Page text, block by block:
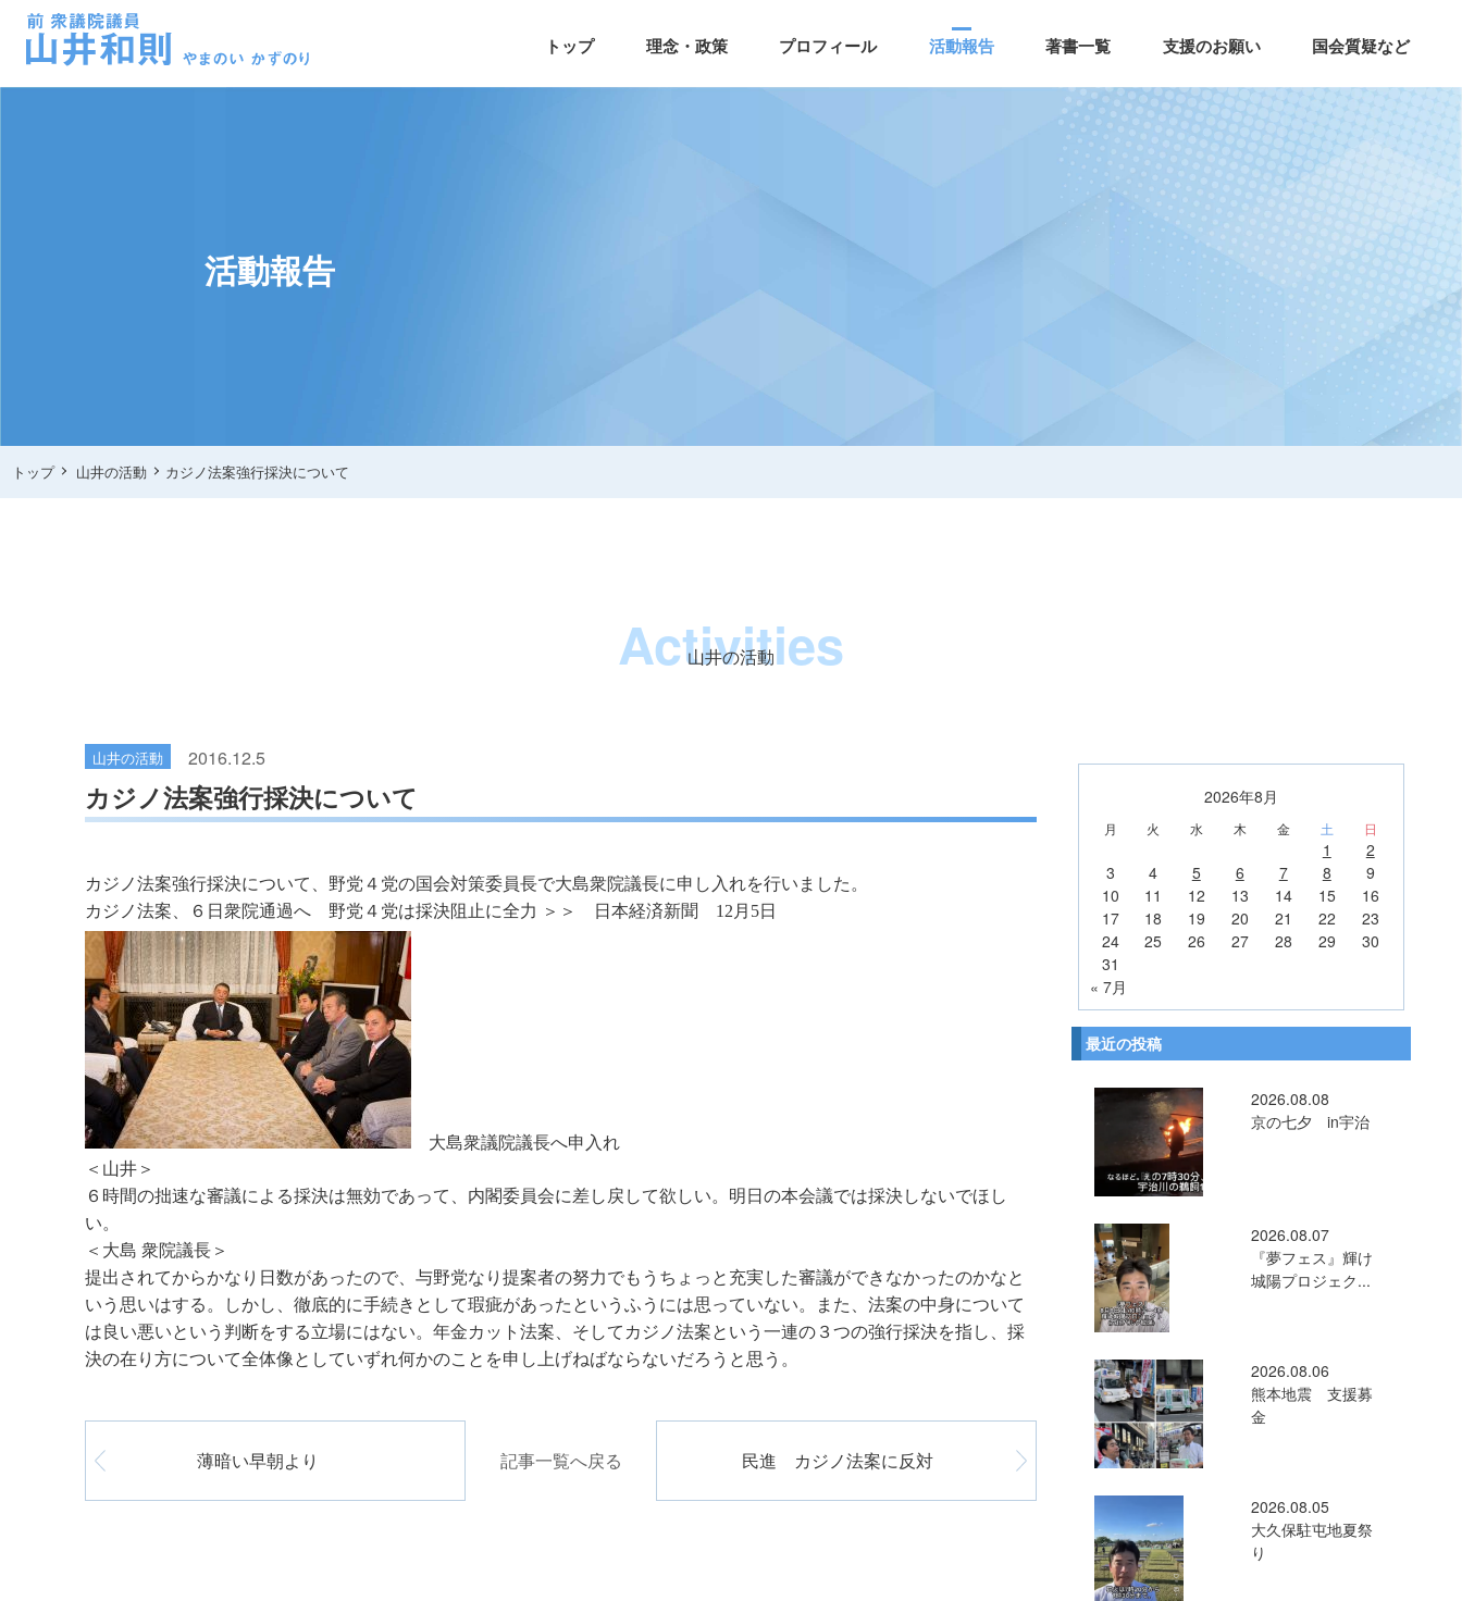
トップ 理念・政策 プロフィール 活動報告 著書一覧 支援のお願い 国会質疑など
活動報告
トップ 山井の活動 カジノ法案強行採決について
Activities
山井の活動
山井の活動 2016.12.5
カジノ法案強行採決について
カジノ法案強行採決について、野党４党の国会対策委員長で大島衆院議長に申し入れを行いました。
カジノ法案、６日衆院通過へ 野党４党は採決阻止に全力 ＞＞ 日本経済新聞 12月5日
大島衆議院議長へ申入れ
＜山井＞
６時間の拙速な審議による採決は無効であって、内閣委員会に差し戻して欲しい。明日の本会議では採決しないでほし
い。
＜大島 衆院議長＞
提出されてからかなり日数があったので、与野党なり提案者の努力でもうちょっと充実した審議ができなかったのかなと
いう思いはする。しかし、徹底的に手続きとして瑕疵があったというふうには思っていない。また、法案の中身について
は良い悪いという判断をする立場にはない。年金カット法案、そしてカジノ法案という一連の３つの強行採決を指し、採
決の在り方について全体像としていずれ何かのことを申し上げねばならないだろうと思う。
薄暗い早朝より 記事一覧へ戻る 民進 カジノ法案に反対
2026年8月
月 火 水 木 金 土 日
1
2
3
4 5 6 7 8
9
10
11 12 13 14 15
16
17
18 19 20 21 22
23
24
25 26 27 28 29
30
31
« 7月
最近の投稿
2026.08.08
京の七夕 in宇治
2026.08.07
『夢フェス』輝け
城陽プロジェク...
2026.08.06
熊本地震 支援募
金
2026.08.05
大久保駐屯地夏祭
り